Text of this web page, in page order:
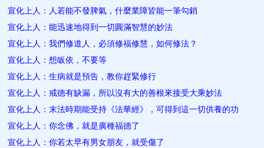
宣化上人：人若能不發脾氣，什麼業障皆能一筆勾銷
宣化上人：能迅速地得到一切圓滿智慧的妙法
宣化上人：我們修道人，必須修福修慧，如何修法？
宣化上人：想皈依，不要等
宣化上人：生病就是預告，教你趕緊修行
宣化上人：戒德有缺漏，所以沒有大的善根來接受大乘妙法
宣化上人：末法時期能受持《法華經》，可得到這一切供養的功
宣化上人：你念佛，就是廣種福德了
宣化上人：你若太早有男女朋友，就受傷了